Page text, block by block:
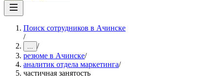
Поиск сотрудников в Ачинске
/
... /
резюме в Ачинске/
аналитик отдела маркетинга/
частичная занятость